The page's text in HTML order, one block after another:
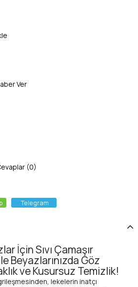
Ver
(0)
Telegram
İçin Sıvı Çamaşır
Beyazlarınızda Göz
ve Kusursuz Temizlik!
lekelerin inatçı